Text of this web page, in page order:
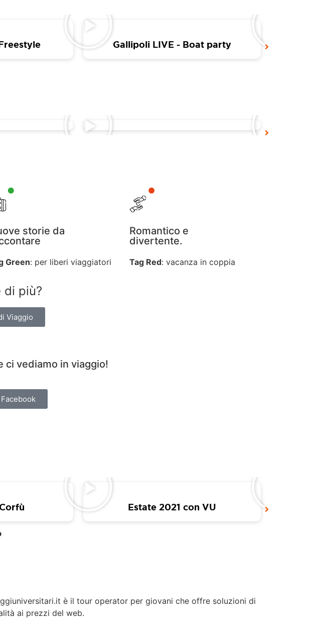
Gallipoli LIVE - Boat party
storie da
Green: per liberi viaggiatori
Romantico e
divertente.
Tag Red: vacanza in coppia
di più?
Viaggio
ci vediamo in viaggio!
Estate 2021 con VU
è il tour operator per giovani che offre soluzioni di
ai prezzi del web.